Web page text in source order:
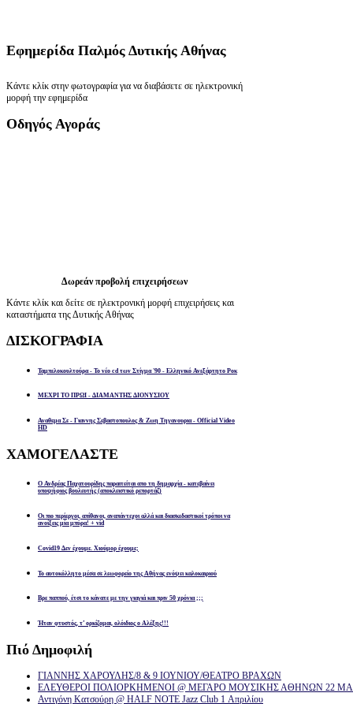
Εφημερίδα Παλμός Δυτικής Αθήνας
Κάντε κλίκ στην φωτογραφία για να διαβάσετε σε ηλεκτρονική
μορφή την εφημερίδα
Οδηγός Αγοράς
Δωρεάν προβολή επιχειρήσεων
Κάντε κλίκ και δείτε σε ηλεκτρονική μορφή επιχειρήσεις και
καταστήματα της Δυτικής Αθήνας
ΔΙΣΚΟΓΡΑΦΙΑ
Ταμπελοκουλτούρα - Το νέο cd των Στίγμα '90 - Ελληνικό Ανεξάρτητο Ροκ
ΜΕΧΡΙ ΤΟ ΠΡΩΙ - ΔΙΑΜΑΝΤΗΣ ΔΙΟΝΥΣΙΟΥ
Αναθεμα Σε - Γιαννης Σεβαστοπουλος & Ζωη Τηγανουρια - Official Video
HD
ΧΑΜΟΓΕΛΑΣΤΕ
Ο Ανδρέας Παχατουρίδης παραιτείται απο τη δημαρχία - κατεβαίνει
υποψήφιος βουλευτής (αποκλειστικό ρεπορτάζ)
Οι πιο περίεργοι, απίθανοι, αναπάντεχοι αλλά και διασκεδαστικοί τρόποι να
ανοίξεις μία μπύρα! + vid
Covid19 Δεν έχουμε. Χιούμορ έχουμε;
Το αυτοκόλλητο μέσα σε λεωφορείο της Αθήνας ενόψει καλοκαιριού
Βρε παππού, έτσι το κάνατε με την γιαγιά και πριν 50 χρόνια ;;;
Ήταν φτυστός, τ’ ορκίζομαι, ολόιδιος ο Αλέξης!!!
Πιό Δημοφιλή
ΓΙΑΝΝΗΣ ΧΑΡΟΥΛΗΣ/8 & 9 ΙΟΥΝΙΟΥ/ΘΕΑΤΡΟ ΒΡΑΧΩΝ
ΕΛΕΥΘΕΡΟΙ ΠΟΛΙΟΡΚΗΜΕΝΟΙ @ ΜΕΓΑΡΟ ΜΟΥΣΙΚΗΣ ΑΘΗΝΩΝ 22
Αντιγόνη Κατσούρη @ HALF NOTE Jazz Club 1 Απριλίου